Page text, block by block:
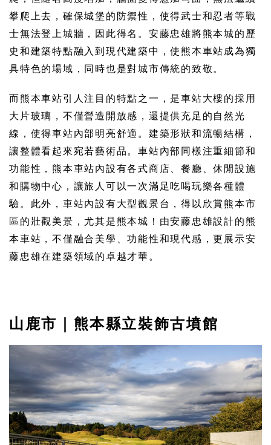
攀爬上去，確保城堡的防禦性，使得武士和忍者等戰
士無法登上城牆，因此得名。安藤忠雄將熊本城的歷
史和建築特點融入到現代建築中，使熊本車站成為獨
具特色的場域，同時也是對城市傳統的致敬。
而熊本車站引人注目的特點之一，是車站大樓的採用
大片玻璃，不僅營造開放感，還提供充足的自然光
線，使得車站內部明亮舒適。建築形狀和流暢結構，
讓整體看起來宛若藝術品。車站內部同樣注重細節和
功能性，熊本車站內設有各式商店、餐廳、休閒設施
和購物中心，讓旅人可以一次滿足吃喝玩樂各種體
驗。此外，車站內設有大型觀景台，得以欣賞熊本市
區的壯觀美景，尤其是熊本城！由安藤忠雄設計的熊
本車站，不僅融合美學、功能性和現代感，更展示安
藤忠雄在建築領域的卓越才華。
山鹿市｜熊本縣立裝飾古墳館